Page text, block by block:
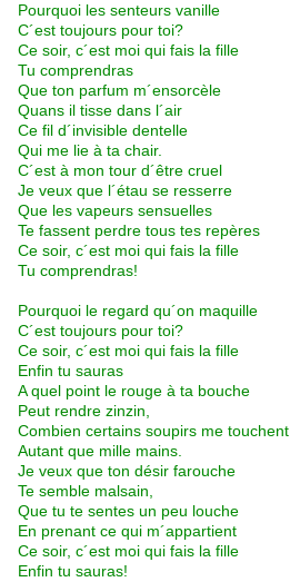
Pourquoi les senteurs vanille
C´est toujours pour toi?
Ce soir, c´est moi qui fais la fille
Tu comprendras
Que ton parfum m´ensorcèle
Quans il tisse dans l´air
Ce fil d´invisible dentelle
Qui me lie à ta chair.
C´est à mon tour d´être cruel
Je veux que l´étau se resserre
Que les vapeurs sensuelles
Te fassent perdre tous tes repères
Ce soir, c´est moi qui fais la fille
Tu comprendras!
Pourquoi le regard qu´on maquille
C´est toujours pour toi?
Ce soir, c´est moi qui fais la fille
Enfin tu sauras
A quel point le rouge à ta bouche
Peut rendre zinzin,
Combien certains soupirs me touchent
Autant que mille mains.
Je veux que ton désir farouche
Te semble malsain,
Que tu te sentes un peu louche
En prenant ce qui m´appartient
Ce soir, c´est moi qui fais la fille
Enfin tu sauras!